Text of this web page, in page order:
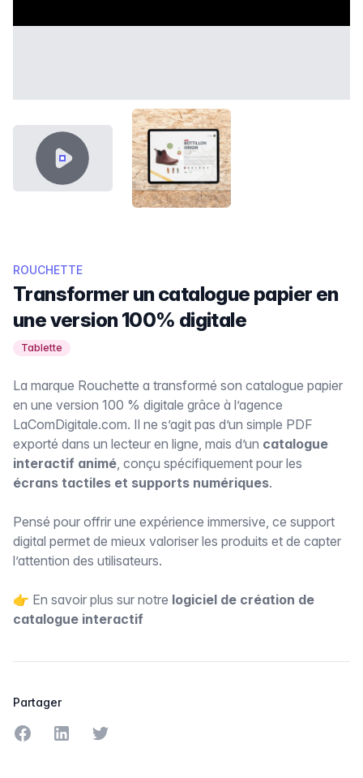
VIDEO CONTENT CATALOGUE-INTERACTIF-
ROUCHETTE
Transformer un catalogue papier en
une version 100% digitale
Tablette
La marque Rouchette a transformé son catalogue papier
en une version 100 % digitale grâce à l’agence
LaComDigitale.com. Il ne s’agit pas d’un simple PDF
exporté dans un lecteur en ligne, mais d’un catalogue
interactif animé, conçu spécifiquement pour les
écrans tactiles et supports numériques.
Pensé pour offrir une expérience immersive, ce support
digital permet de mieux valoriser les produits et de capter
l’attention des utilisateurs.
👉 En savoir plus sur notre logiciel de création de
catalogue interactif
Partager
Partager sur Facebook
Partager sur LinkedIn
Partager sur Twitter